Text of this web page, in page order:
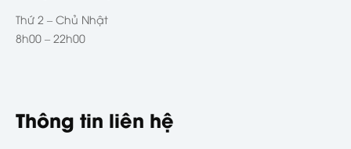
Thứ 2 – Chủ Nhật
8h00 – 22h00
Thông tin liên hệ